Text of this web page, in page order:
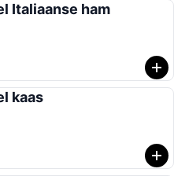
Italiaanse ham
kaas